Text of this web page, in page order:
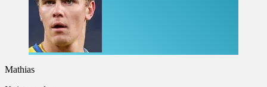
Mathias